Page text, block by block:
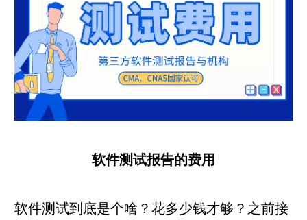
软件测试报告的费用
软件测试到底是个啥？花多少钱才够？之前接